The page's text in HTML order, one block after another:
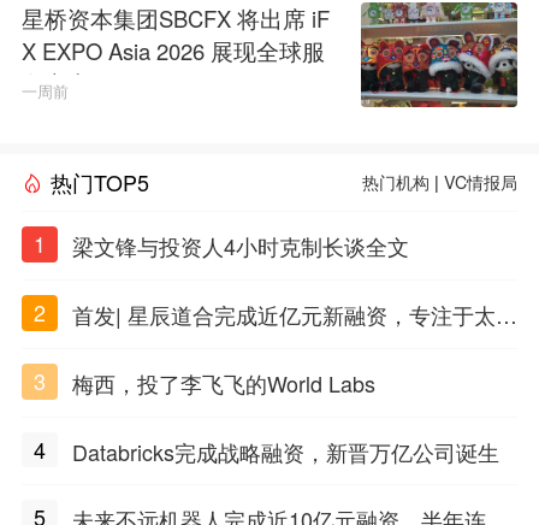
星桥资本集团SBCFX 将出席 iF
X EXPO Asia 2026 展现全球服
务实力
一周前
热门TOP5 热门机构 |VC情报局
1 梁文锋与投资人4小时克制长谈全文
2
首发| 星辰道合完成近亿元新融资，专注于太空
3
梅西，投了李飞飞的World Labs
4 Databricks完成战略融资，新晋万亿公司诞生
5